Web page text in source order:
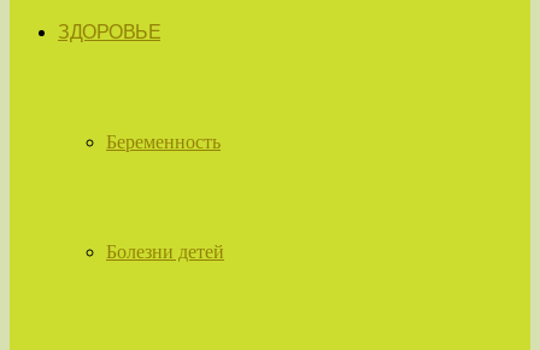
ЗДОРОВЬЕ
Беременность
Болезни детей